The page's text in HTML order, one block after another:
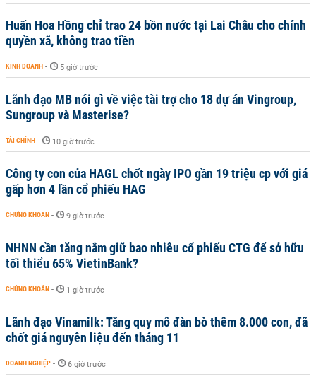
Huấn Hoa Hồng chỉ trao 24 bồn nước tại Lai Châu cho chính
quyền xã, không trao tiền
KINH DOANH - 5 giờ trước
Lãnh đạo MB nói gì về việc tài trợ cho 18 dự án Vingroup,
Sungroup và Masterise?
TÀI CHÍNH - 10 giờ trước
Công ty con của HAGL chốt ngày IPO gần 19 triệu cp với giá
gấp hơn 4 lần cổ phiếu HAG
CHỨNG KHOÁN - 9 giờ trước
NHNN cần tăng nắm giữ bao nhiêu cổ phiếu CTG để sở hữu
tối thiểu 65% VietinBank?
CHỨNG KHOÁN - 1 giờ trước
Lãnh đạo Vinamilk: Tăng quy mô đàn bò thêm 8.000 con, đã
chốt giá nguyên liệu đến tháng 11
DOANH NGHIỆP - 6 giờ trước